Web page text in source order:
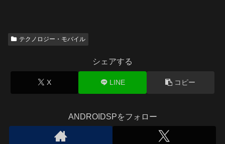
テクノロジー・モバイル
シェアする
X LINE コピー
ANDROIDSPをフォロー